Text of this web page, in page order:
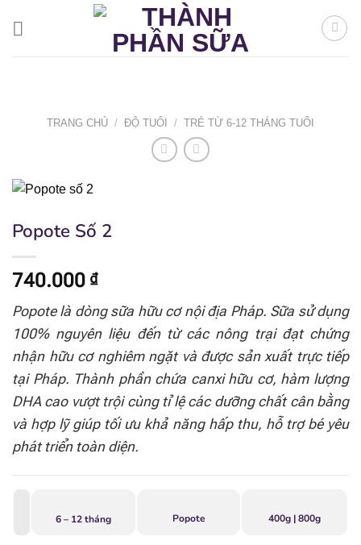
TRANG CHỦ / ĐỘ TUỔI / TRẺ TỪ 6-12 THÁNG TUỔI
Popote Số 2
740.000 ₫
Popote là dòng sữa hữu cơ nội địa Pháp. Sữa sử dụng
100% nguyên liệu đến từ các nông trại đạt chứng
nhận hữu cơ nghiêm ngặt và được sản xuất trực tiếp
tại Pháp. Thành phần chứa canxi hữu cơ, hàm lượng
DHA cao vượt trội cùng tỉ lệ các dưỡng chất cân bằng
và hợp lỹ giúp tối ưu khả năng hấp thu, hỗ trợ bé yêu
phát triển toàn diện.
6 – 12 tháng Popote 400g | 800g